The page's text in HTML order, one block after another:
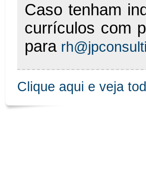
Caso tenham
currículos com
para
Clique aqui e veja